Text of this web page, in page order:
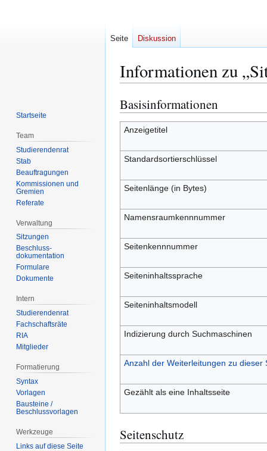
Informationen zu
Zur
Navigation
springen
Zur
Suche
springen
Basisinformationen
Anzeigetitel
Standardsortierschlüssel
Seitenlänge (in Bytes)
Namensraumkennnummer
Seitenkennnummer
Seiteninhaltssprache
Seiteninhaltsmodell
Indizierung durch Suchmaschinen
Anzahl der Weiterleitungen zu dieser
Gezählt als eine Inhaltsseite
Seitenschutz
Seite Diskussion
Startseite
Team
Studierendenrat
Stab
Beauftragungen
Kommissionen und
Gremien
Referate
Verwaltung
Sitzungen
Beschluss-
dokumentation
Formulare
Dokumente
Intern
Studierendenrat
Fachschaftsräte
RIA
Mitglieder
Formatierung
Syntax
Vorlagen
Bausteine /
Beschlussvorlagen
Werkzeuge
Links auf diese Seite